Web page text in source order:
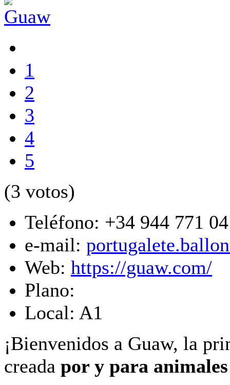
1
2
3
4
5
(3 votos)
Teléfono: +34 944 771
e-mail:
Web: https://guaw.com/
Plano:
Local: A1
¡Bienvenidos a Guaw, la
creada por y para animales